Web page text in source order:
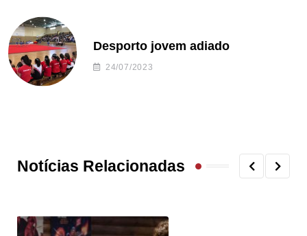
Desporto jovem adiado
24/07/2023
Notícias Relacionadas